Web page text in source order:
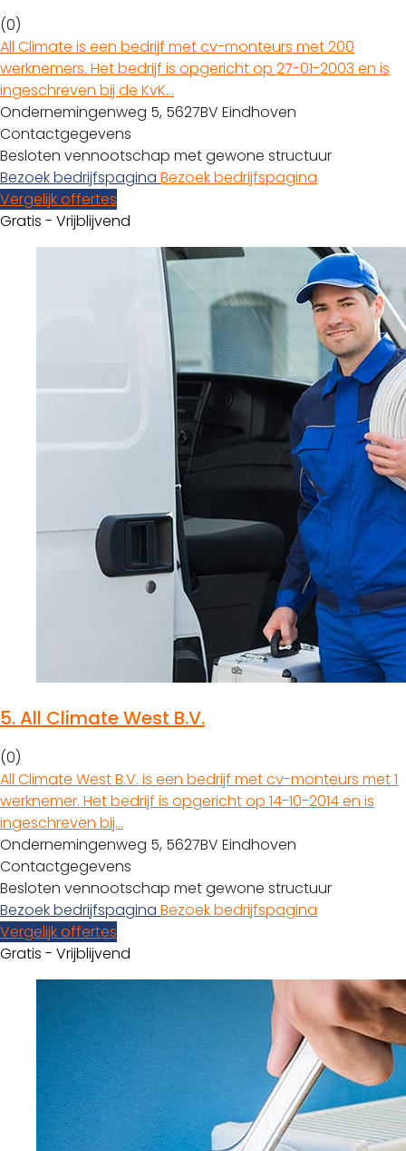
(0)
All Climate is een bedrijf met cv-monteurs met 200
werknemers. Het bedrijf is opgericht op 27-01-2003 en is
ingeschreven bij de KvK…
Ondernemingenweg 5, 5627BV Eindhoven
Contactgegevens
Besloten vennootschap met gewone structuur
Bezoek bedrijfspagina Bezoek bedrijfspagina
Vergelijk offertes
Gratis - Vrijblijvend
5.All Climate West B.V.
(0)
All Climate West B.V. is een bedrijf met cv-monteurs met 1
werknemer. Het bedrijf is opgericht op 14-10-2014 en is
ingeschreven bij…
Ondernemingenweg 5, 5627BV Eindhoven
Contactgegevens
Besloten vennootschap met gewone structuur
Bezoek bedrijfspagina Bezoek bedrijfspagina
Vergelijk offertes
Gratis - Vrijblijvend